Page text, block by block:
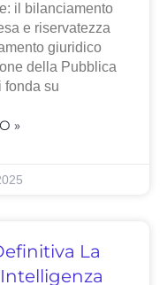
il bilanciamento
e riservatezza
giuridico
della Pubblica
fonda su
»
La